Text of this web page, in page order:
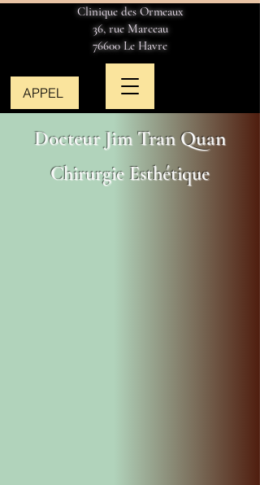
Clinique des Ormeaux
36, rue Marceau
76600 Le Havre
APPEL
Docteur Jim Tran Quan
Chirurgie Esthétique